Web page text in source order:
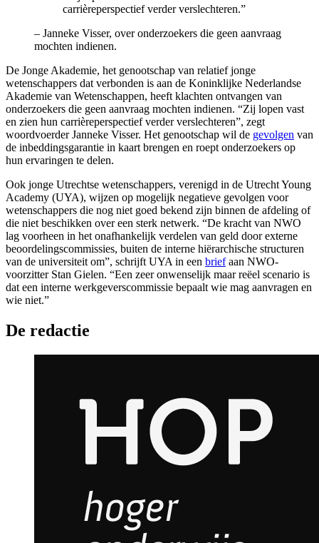
carrièreperspectief verder verslechteren.”
– Janneke Visser, over onderzoekers die geen aanvraag
mochten indienen.
De Jonge Akademie, het genootschap van relatief jonge
wetenschappers dat verbonden is aan de Koninklijke Nederlandse
Akademie van Wetenschappen, heeft klachten ontvangen van
onderzoekers die geen aanvraag mochten indienen. “Zij lopen vast
en zien hun carrièreperspectief verder verslechteren”, zegt
woordvoerder Janneke Visser. Het genootschap wil de gevolgen van
de inbeddingsgarantie in kaart brengen en roept onderzoekers op
hun ervaringen te delen.
Ook jonge Utrechtse wetenschappers, verenigd in de Utrecht Young
Academy (UYA), wijzen op mogelijk negatieve gevolgen voor
wetenschappers die nog niet goed bekend zijn binnen de afdeling of
die niet beschikken over een sterk netwerk. “De kracht van NWO
lag voorheen in het onafhankelijk verdelen van geld door externe
beoordelingscommissies, buiten de interne hiërarchische structuren
van de universiteit om”, schrijft UYA in een briefaan NWO-
voorzitter Stan Gielen. “Een zeer onwenselijk maar reëel scenario is
dat een interne werkgeverscommissie bepaalt wie mag aanvragen en
wie niet.”
De redactie